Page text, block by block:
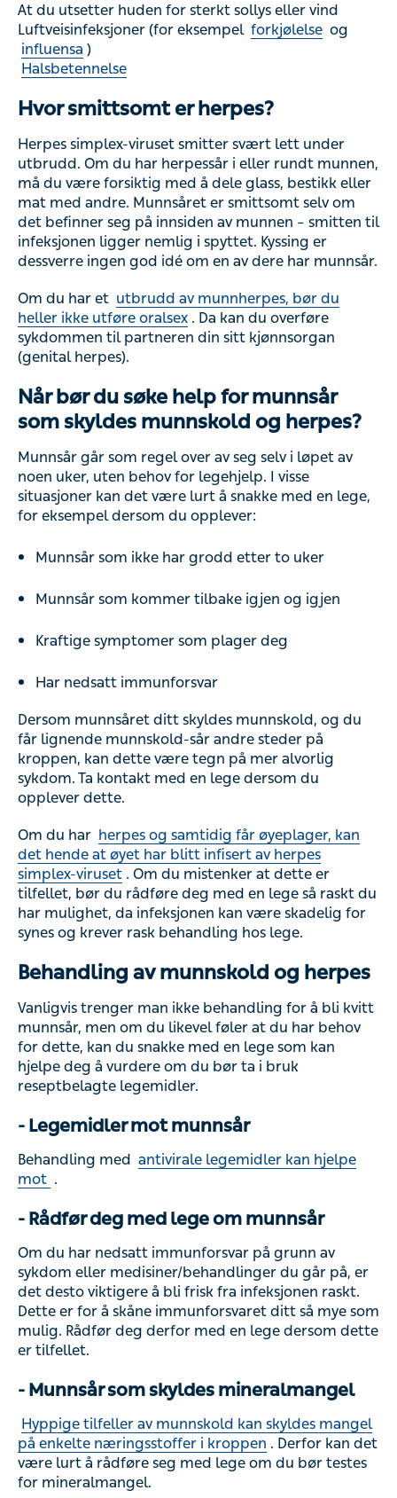
At du utsetter huden for sterkt sollys eller vind
Luftveisinfeksjoner (for eksempel forkjølelse og
influensa )
Halsbetennelse
Hvor smittsomt er herpes?
Herpes simplex-viruset smitter svært lett under
utbrudd. Om du har herpessår i eller rundt munnen,
må du være forsiktig med å dele glass, bestikk eller
mat med andre. Munnsåret er smittsomt selv om
det befinner seg på innsiden av munnen – smitten til
infeksjonen ligger nemlig i spyttet. Kyssing er
dessverre ingen god idé om en av dere har munnsår.
Om du har et utbrudd av munnherpes, bør du
heller ikke utføre oralsex . Da kan du overføre
sykdommen til partneren din sitt kjønnsorgan
(genital herpes).
Når bør du søke help for munnsår
som skyldes munnskold og herpes?
Munnsår går som regel over av seg selv i løpet av
noen uker, uten behov for legehjelp. I visse
situasjoner kan det være lurt å snakke med en lege,
for eksempel dersom du opplever:
Munnsår som ikke har grodd etter to uker
Munnsår som kommer tilbake igjen og igjen
Kraftige symptomer som plager deg
Har nedsatt immunforsvar
Dersom munnsåret ditt skyldes munnskold, og du
får lignende munnskold-sår andre steder på
kroppen, kan dette være tegn på mer alvorlig
sykdom. Ta kontakt med en lege dersom du
opplever dette.
Om du har herpes og samtidig får øyeplager, kan
det hende at øyet har blitt infisert av herpes
simplex-viruset . Om du mistenker at dette er
tilfellet, bør du rådføre deg med en lege så raskt du
har mulighet, da infeksjonen kan være skadelig for
synes og krever rask behandling hos lege.
Behandling av munnskold og herpes
Vanligvis trenger man ikke behandling for å bli kvitt
munnsår, men om du likevel føler at du har behov
for dette, kan du snakke med en lege som kan
hjelpe deg å vurdere om du bør ta i bruk
reseptbelagte legemidler.
- Legemidler mot munnsår
Behandling med antivirale legemidler kan hjelpe
mot .
- Rådfør deg med lege om munnsår
Om du har nedsatt immunforsvar på grunn av
sykdom eller medisiner/behandlinger du går på, er
det desto viktigere å bli frisk fra infeksjonen raskt.
Dette er for å skåne immunforsvaret ditt så mye som
mulig. Rådfør deg derfor med en lege dersom dette
er tilfellet.
- Munnsår som skyldes mineralmangel
Hyppige tilfeller av munnskold kan skyldes mangel
på enkelte næringsstoffer i kroppen . Derfor kan det
være lurt å rådføre seg med lege om du bør testes
for mineralmangel.